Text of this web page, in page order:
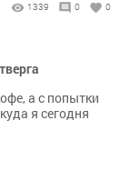
1339 0 0
а с попытки
я сегодня